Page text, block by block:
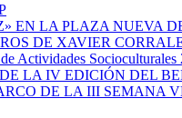
EN LA PLAZA NUEVA
DE XAVIER
Socioculturales
LA IV EDICIÓN DEL
DE LA III SEMANA